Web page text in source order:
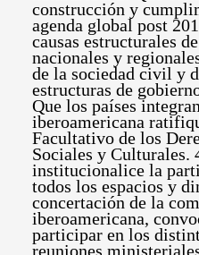
construcción y
agenda global post
causas estructurales
nacionales y
de la sociedad civil y
estructuras de
Que los países
iberoamericana
Facultativo de los
Sociales y Culturales.
institucionalice la
todos los espacios y
concertación de la
iberoamericana,
participar en los
reuniones